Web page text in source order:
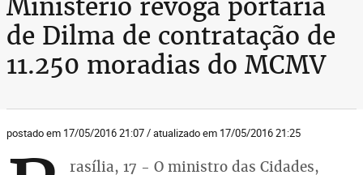
Ministério revoga portaria
de Dilma de contratação de
11.250 moradias do MCMV
postado em 17/05/2016 21:07 / atualizado em 17/05/2016 21:25
rasília, 17 - O ministro das Cidades,